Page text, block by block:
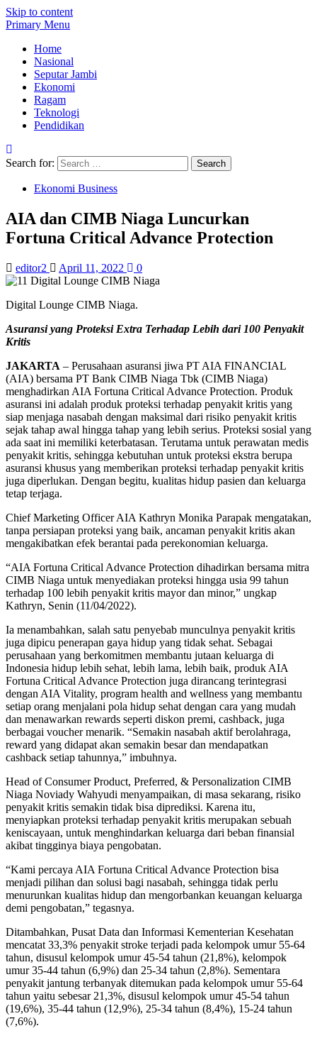
Skip to content
Primary Menu
Home
Nasional
Seputar Jambi
Ekonomi
Ragam
Teknologi
Pendidikan
Search for:
Ekonomi Business
AIA dan CIMB Niaga Luncurkan
Fortuna Critical Advance Protection
editor2 April 11, 2022 0
Digital Lounge CIMB Niaga.
Asuransi yang Proteksi Extra Terhadap Lebih dari 100 Penyakit
Kritis
JAKARTA – Perusahaan asuransi jiwa PT AIA FINANCIAL
(AIA) bersama PT Bank CIMB Niaga Tbk (CIMB Niaga)
menghadirkan AIA Fortuna Critical Advance Protection. Produk
asuransi ini adalah produk proteksi terhadap penyakit kritis yang
siap menjaga nasabah dengan maksimal dari risiko penyakit kritis
sejak tahap awal hingga tahap yang lebih serius. Proteksi sosial yang
ada saat ini memiliki keterbatasan. Terutama untuk perawatan medis
penyakit kritis, sehingga kebutuhan untuk proteksi ekstra berupa
asuransi khusus yang memberikan proteksi terhadap penyakit kritis
juga diperlukan. Dengan begitu, kualitas hidup pasien dan keluarga
tetap terjaga.
Chief Marketing Officer AIA Kathryn Monika Parapak mengatakan,
tanpa persiapan proteksi yang baik, ancaman penyakit kritis akan
mengakibatkan efek berantai pada perekonomian keluarga.
“AIA Fortuna Critical Advance Protection dihadirkan bersama mitra
CIMB Niaga untuk menyediakan proteksi hingga usia 99 tahun
terhadap 100 lebih penyakit kritis mayor dan minor,” ungkap
Kathryn, Senin (11/04/2022).
Ia menambahkan, salah satu penyebab munculnya penyakit kritis
juga dipicu penerapan gaya hidup yang tidak sehat. Sebagai
perusahaan yang berkomitmen membantu jutaan keluarga di
Indonesia hidup lebih sehat, lebih lama, lebih baik, produk AIA
Fortuna Critical Advance Protection juga dirancang terintegrasi
dengan AIA Vitality, program health and wellness yang membantu
setiap orang menjalani pola hidup sehat dengan cara yang mudah
dan menawarkan rewards seperti diskon premi, cashback, juga
berbagai voucher menarik. “Semakin nasabah aktif berolahraga,
reward yang didapat akan semakin besar dan mendapatkan
cashback setiap tahunnya,” imbuhnya.
Head of Consumer Product, Preferred, & Personalization CIMB
Niaga Noviady Wahyudi menyampaikan, di masa sekarang, risiko
penyakit kritis semakin tidak bisa diprediksi. Karena itu,
menyiapkan proteksi terhadap penyakit kritis merupakan sebuah
keniscayaan, untuk menghindarkan keluarga dari beban finansial
akibat tingginya biaya pengobatan.
“Kami percaya AIA Fortuna Critical Advance Protection bisa
menjadi pilihan dan solusi bagi nasabah, sehingga tidak perlu
menurunkan kualitas hidup dan mengorbankan keuangan keluarga
demi pengobatan,” tegasnya.
Ditambahkan, Pusat Data dan Informasi Kementerian Kesehatan
mencatat 33,3% penyakit stroke terjadi pada kelompok umur 55-64
tahun, disusul kelompok umur 45-54 tahun (21,8%), kelompok
umur 35-44 tahun (6,9%) dan 25-34 tahun (2,8%). Sementara
penyakit jantung terbanyak ditemukan pada kelompok umur 55-64
tahun yaitu sebesar 21,3%, disusul kelompok umur 45-54 tahun
(19,6%), 35-44 tahun (12,9%), 25-34 tahun (8,4%), 15-24 tahun
(7,6%).